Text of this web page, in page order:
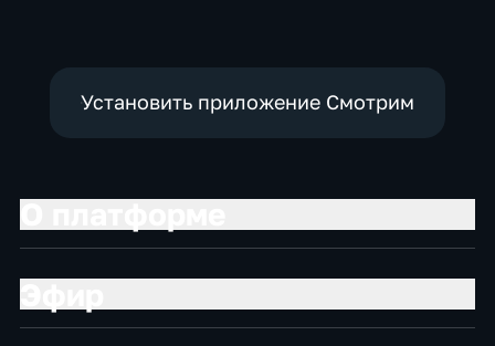
Установить приложение Смотрим